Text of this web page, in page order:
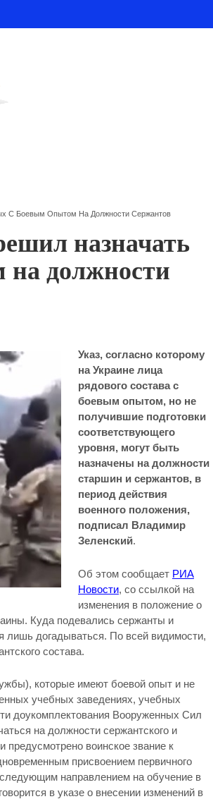
С Боевым Опытом На Должности Сержантов
назначать
на должности
Указ, согласно которому
на Украине лица
рядового состава с
боевым опытом, но не
получившие подготовки
соответствующего
уровня, могут быть
назначены на должности
старшин и сержантов, в
период действия
военного положения,
подписал Владимир
Зеленский.
Об этом сообщает РИА
Новости, со ссылкой на
изменения в положение о
Куда подевались сержанты и
лишь догадываться. По всей видимости,
состава.
которые имеют боевой опыт и не
учебных заведениях, учебных
доукомплектования Вооруженных Сил
на должности сержантского и
предусмотрено воинское звание к
присвоением первичного
направлением на обучение в
в указе о внесении изменений в